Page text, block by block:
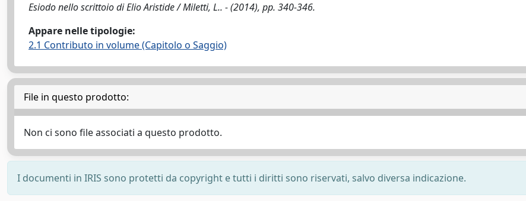
Esiodo nello scrittoio di Elio Aristide / Miletti, L.. - (2014), pp. 340-346.
Appare nelle tipologie:
2.1 Contributo in volume (Capitolo o Saggio)
File in questo prodotto:
Non ci sono file associati a questo prodotto.
I documenti in IRIS sono protetti da copyright e tutti i diritti sono riservati, salvo diversa indicazione.